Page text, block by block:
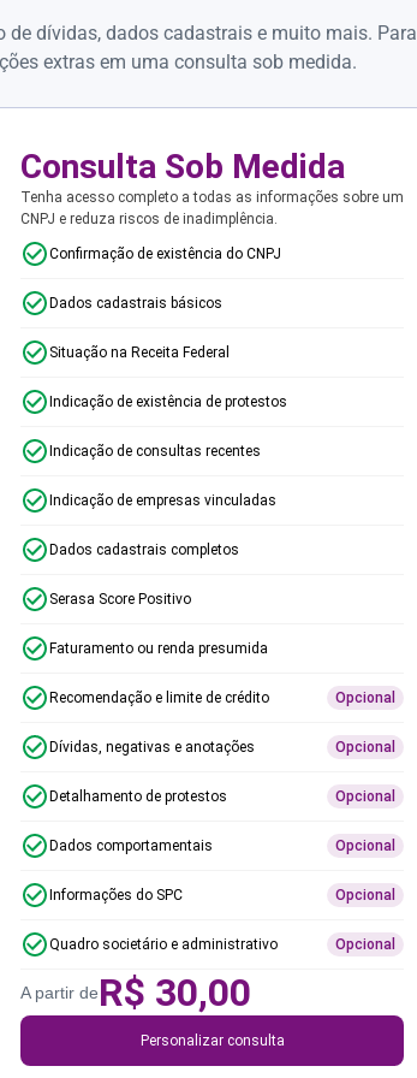
dívidas, dados cadastrais e muito mais. Para
extras em uma consulta sob medida.
Consulta Sob Medida
Tenha acesso completo a todas as informações sobre um
CNPJ e reduza riscos de inadimplência.
Confirmação de existência do CNPJ
Dados cadastrais básicos
Situação na Receita Federal
Indicação de existência de protestos
Indicação de consultas recentes
Indicação de empresas vinculadas
Dados cadastrais completos
Serasa Score Positivo
Faturamento ou renda presumida
Recomendação e limite de crédito Opcional
Dívidas, negativas e anotações Opcional
Detalhamento de protestos Opcional
Dados comportamentais Opcional
Informações do SPC Opcional
Quadro societário e administrativo Opcional
A partir deR$ 30,00
Personalizar consulta